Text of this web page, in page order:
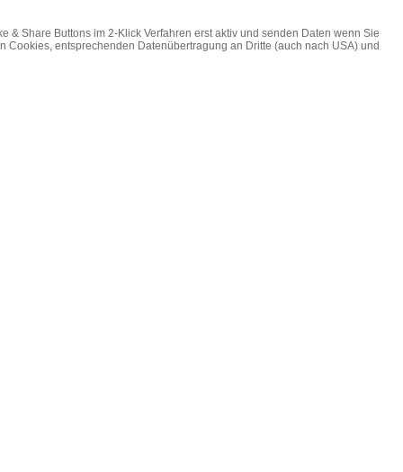
Share Buttons im 2-Klick Verfahren erst aktiv und senden Daten wenn Sie
entsprechenden Datenübertragung an Dritte (auch nach USA) und